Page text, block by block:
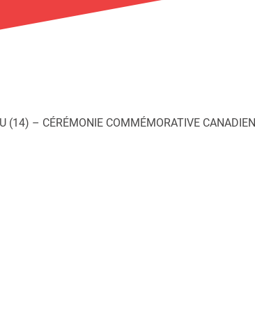
(14) – CÉRÉMONIE COMMÉMORATIVE